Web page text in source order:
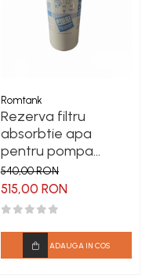
Romtank
Rezerva filtru
absorbtie apa
pentru pompa
motorina CFD 150-
30
540,00 RON
515,00 RON
ADAUGA IN COS